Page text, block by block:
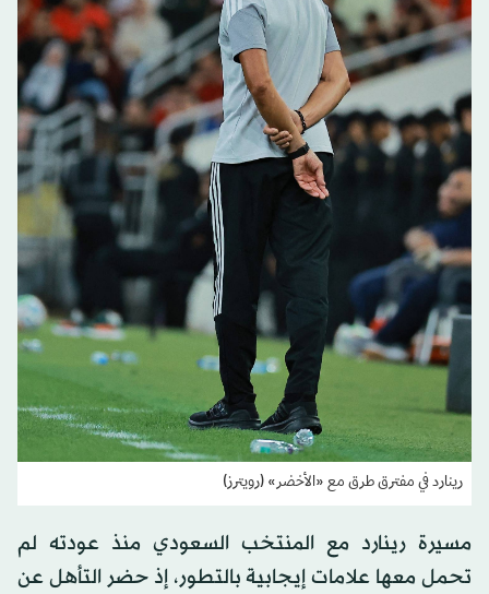
رينارد في مفترق طرق مع «الأخضر» (رويترز)
مسيرة رينارد مع المنتخب السعودي منذ عودته لم
تحمل معها علامات إيجابية بالتطور، إذ حضر التأهل عن